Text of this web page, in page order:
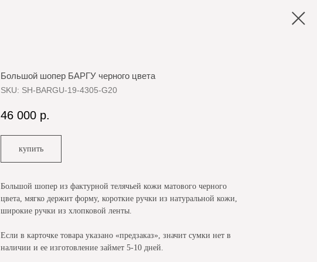
Большой шопер БАРГУ черного цвета
SKU: SH-BARGU-19-4305-G20
46 000 р.
купить
Большой шопер из фактурной телячьей кожи матового черного
цвета, мягко держит форму, короткие ручки из натуральной кожи,
широкие ручки из хлопковой ленты.
Если в карточке товара указано «предзаказ», значит сумки нет в
наличии и ее изготовление займет 5-10 дней.